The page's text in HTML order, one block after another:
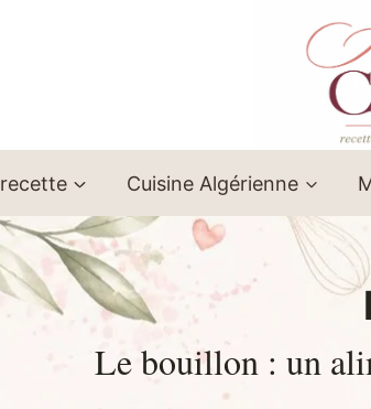
Cuisine Algérienne
Le bouillon : un